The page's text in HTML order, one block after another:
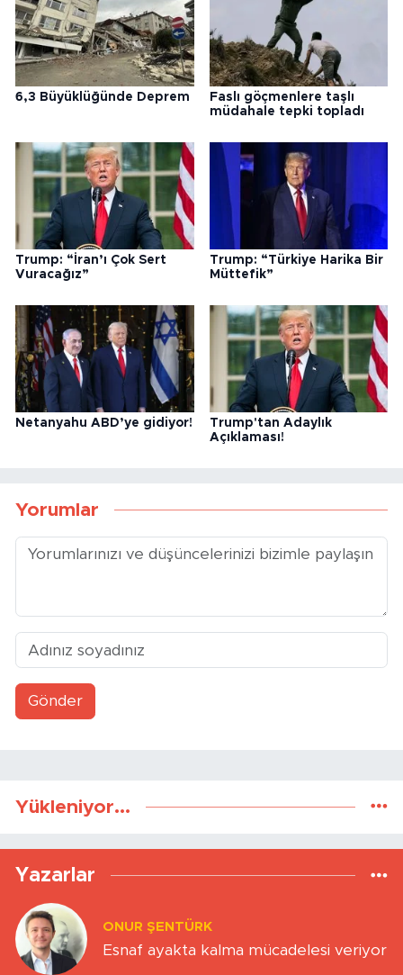
6,3 Büyüklüğünde Deprem
Faslı göçmenlere taşlı
müdahale tepki topladı
Trump: “İran’ı Çok Sert
Vuracağız”
Trump: “Türkiye Harika Bir
Müttefik”
Netanyahu ABD’ye gidiyor!
Trump'tan Adaylık
Açıklaması!
Yorumlar
Gönder
Yükleniyor...
Yazarlar
ONUR ŞENTÜRK
Esnaf ayakta kalma mücadelesi veriyor